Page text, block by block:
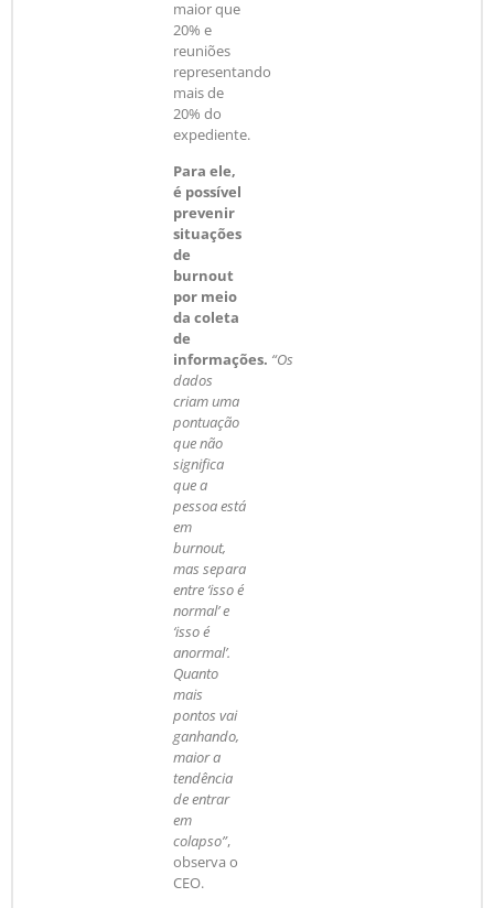
maior que
20% e
reuniões
representando
mais de
20% do
expediente.
Para ele,
é possível
prevenir
situações
de
burnout
por meio
da coleta
de
informações. “Os
dados
criam uma
pontuação
que não
significa
que a
pessoa está
em
burnout,
mas separa
entre ‘isso é
normal’ e
‘isso é
anormal’.
Quanto
mais
pontos vai
ganhando,
maior a
tendência
de entrar
em
colapso”,
observa o
CEO.